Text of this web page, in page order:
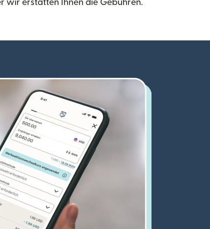
wir erstatten Ihnen die Gebühren.